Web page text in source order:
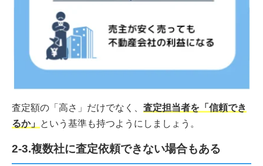
査定額の「高さ」だけでなく、 査定担当者を「信頼でき
るか」
という基準も持つようにしましょう。
2-3.複数社に査定依頼できない場合もある